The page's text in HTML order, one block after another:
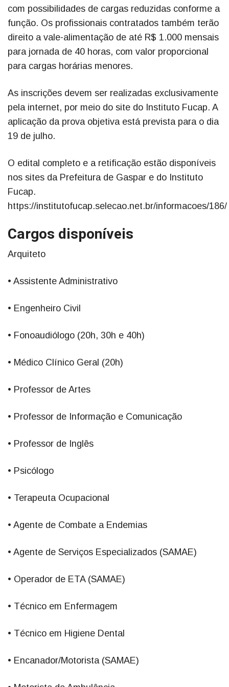
com possibilidades de cargas reduzidas conforme a
função. Os profissionais contratados também terão
direito a vale-alimentação de até R$ 1.000 mensais
para jornada de 40 horas, com valor proporcional
para cargas horárias menores.
As inscrições devem ser realizadas exclusivamente
pela internet, por meio do site do Instituto Fucap. A
aplicação da prova objetiva está prevista para o dia
19 de julho.
O edital completo e a retificação estão disponíveis
nos sites da Prefeitura de Gaspar e do Instituto
Fucap.
https://institutofucap.selecao.net.br/informacoes/186/
Cargos disponíveis
Arquiteto
• Assistente Administrativo
• Engenheiro Civil
• Fonoaudiólogo (20h, 30h e 40h)
• Médico Clínico Geral (20h)
• Professor de Artes
• Professor de Informação e Comunicação
• Professor de Inglês
• Psicólogo
• Terapeuta Ocupacional
• Agente de Combate a Endemias
• Agente de Serviços Especializados (SAMAE)
• Operador de ETA (SAMAE)
• Técnico em Enfermagem
• Técnico em Higiene Dental
• Encanador/Motorista (SAMAE)